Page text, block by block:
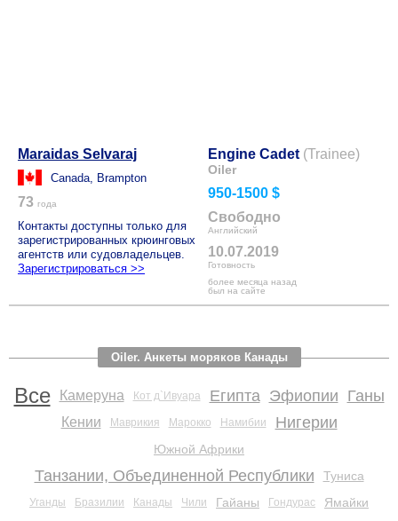
Maraidas Selvaraj
Canada, Brampton
73 года
Контакты доступны только для
зарегистрированных крюинговых
агентств или судовладельцев.
Зарегистрироваться >>
Engine Cadet (Trainee)
Oiler
950-1500 $
Свободно
Английский
10.07.2019
Готовность
более месяца назад
был на сайте
Oiler. Анкеты моряков Канады
Все Камеруна Кот д`Ивуара Египта Эфиопии Ганы
Кении Маврикия Марокко Намибии Нигерии
Южной Африки
Танзании, Объединенной Республики Туниса
Уганды Бразилии Канады Чили Гайаны Гондурас Ямайки